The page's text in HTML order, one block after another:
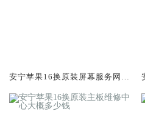
安宁苹果16换原装屏幕服务网点